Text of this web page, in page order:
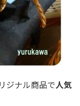
ジナル商品で人気